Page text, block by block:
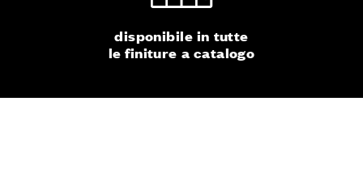
disponibile in tutte
le finiture a catalogo